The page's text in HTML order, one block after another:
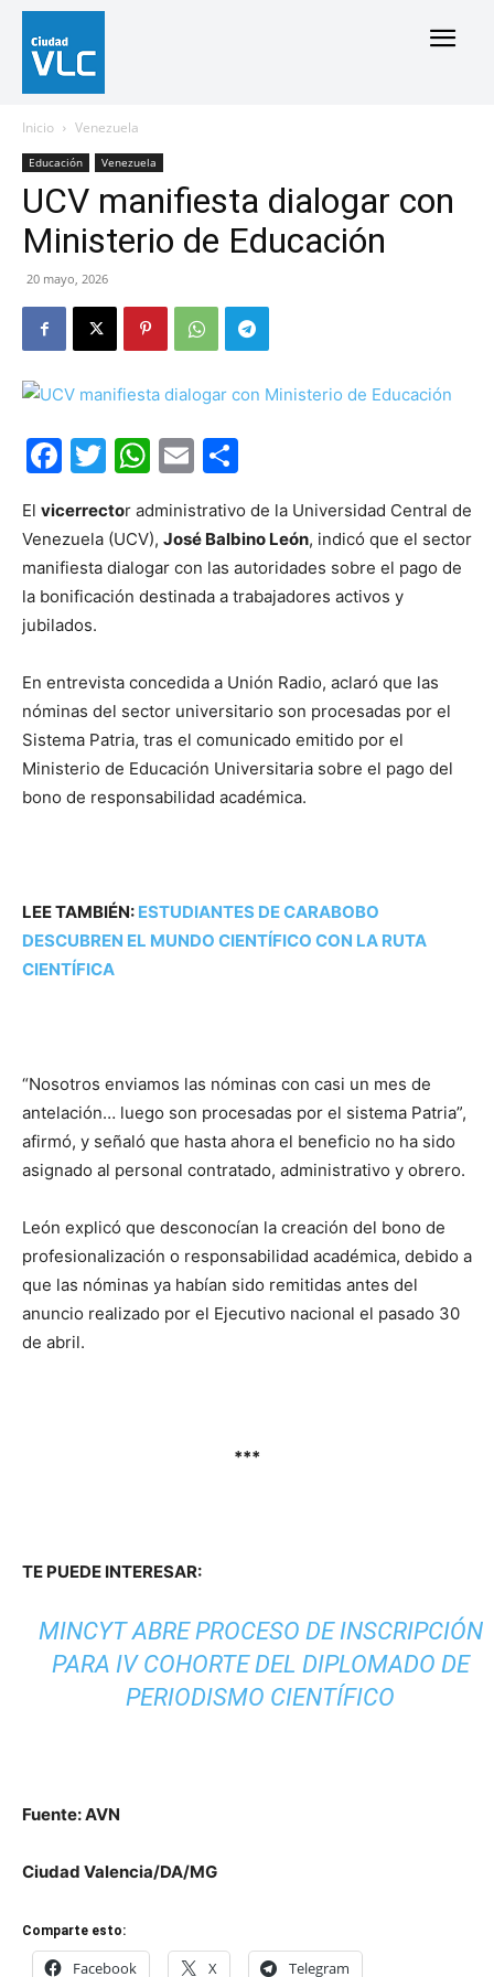
Inicio Venezuela
Educación Venezuela
UCV manifiesta dialogar con
Ministerio de Educación
20 mayo, 2026
Facebook
Twitter
WhatsApp
Email
El vicerrector administrativo de la Universidad Central de
Venezuela (UCV), José Balbino León, indicó que el sector
manifiesta dialogar con las autoridades sobre el pago de
la bonificación destinada a trabajadores activos y
jubilados.
En entrevista concedida a Unión Radio, aclaró que las
nóminas del sector universitario son procesadas por el
Sistema Patria, tras el comunicado emitido por el
Ministerio de Educación Universitaria sobre el pago del
bono de responsabilidad académica.
LEE TAMBIÉN: ESTUDIANTES DE CARABOBO
DESCUBREN EL MUNDO CIENTÍFICO CON LA RUTA
CIENTÍFICA
“Nosotros enviamos las nóminas con casi un mes de
antelación… luego son procesadas por el sistema Patria”,
afirmó, y señaló que hasta ahora el beneficio no ha sido
asignado al personal contratado, administrativo y obrero.
León explicó que desconocían la creación del bono de
profesionalización o responsabilidad académica, debido a
que las nóminas ya habían sido remitidas antes del
anuncio realizado por el Ejecutivo nacional el pasado 30
de abril.
***
TE PUEDE INTERESAR:
MINCYT ABRE PROCESO DE INSCRIPCIÓN
PARA IV COHORTE DEL DIPLOMADO DE
PERIODISMO CIENTÍFICO
Fuente: AVN
Ciudad Valencia/DA/MG
Comparte esto:
Facebook X Telegram